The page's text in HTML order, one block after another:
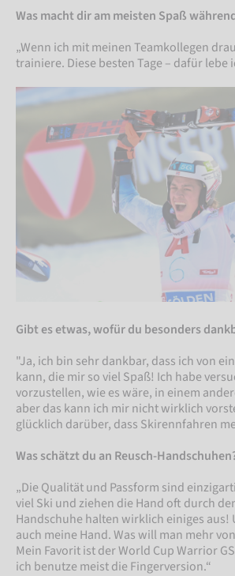
Was macht dir am meisten Spaß
„Wenn ich mit meinen Teamkollegen
trainiere. Diese besten Tage – dafür lebe
Gibt es etwas, wofür du besonders
"Ja, ich bin sehr dankbar, dass ich von
kann, die mir so viel Spaß! Ich habe
vorzustellen, wie es wäre, in einem
aber das kann ich mir nicht wirklich
glücklich darüber, dass Skirennfahren
Was schätzt du an Reusch-
„Die Qualität und Passform sind
viel Ski und ziehen die Hand oft durch
Handschuhe halten wirklich einiges aus!
auch meine Hand. Was will man mehr
Mein Favorit ist der World Cup Warrior
ich benutze meist die Fingerversion.“